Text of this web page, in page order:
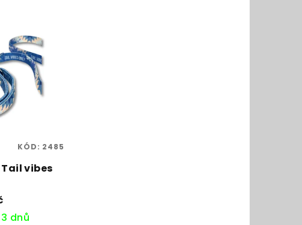
vibes
dnů
KÓD: 2485